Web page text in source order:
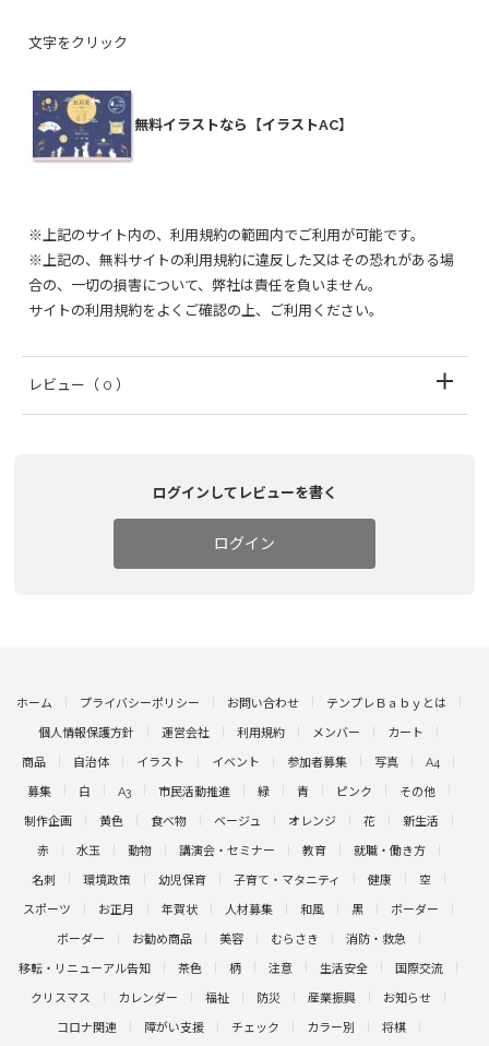
文字をクリック
無料イラストなら【イラストAC】
※上記のサイト内の、利用規約の範囲内でご利用が可能です。
※上記の、無料サイトの利用規約に違反した又はその恐れがある場
合の、一切の損害について、弊社は責任を負いません。
サイトの利用規約をよくご確認の上、ご利用ください。
レビュー （ 0 ）
ログインしてレビューを書く
ログイン
ホーム プライバシーポリシー お問い合わせ テンプレＢａｂｙとは
個人情報保護方針 運営会社 利用規約 メンバー カート
商品 自治体 イラスト イベント 参加者募集 写真 A4
募集 白 A3 市民活動推進 緑 青 ピンク その他
制作企画 黄色 食べ物 ベージュ オレンジ 花 新生活
赤 水玉 動物 講演会・セミナー 教育 就職・働き方
名刺 環境政策 幼児保育 子育て・マタニティ 健康 空
スポーツ お正月 年賀状 人材募集 和風 黒 ボーダー
ボーダー お勧め商品 美容 むらさき 消防・救急
移転・リニューアル告知 茶色 柄 注意 生活安全 国際交流
クリスマス カレンダー 福祉 防災 産業振興 お知らせ
コロナ関連 障がい支援 チェック カラー別 将棋